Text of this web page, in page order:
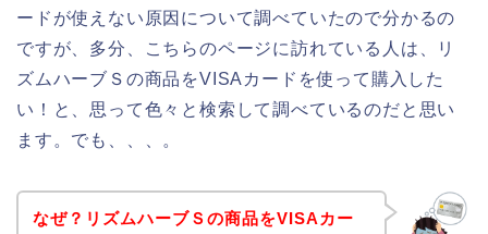
ードが使えない原因について調べていたので分かるの
ですが、多分、こちらのページに訪れている人は、リ
ズムハーブＳの商品をVISAカードを使って購入した
い！と、思って色々と検索して調べているのだと思い
ます。でも、、、。
なぜ？リズムハーブＳの商品をVISAカー